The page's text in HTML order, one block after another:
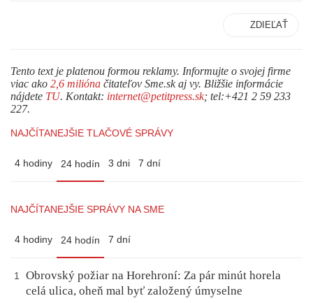
ZDIEĽAŤ
Tento text je platenou formou reklamy. Informujte o svojej firme
viac ako 2,6 milióna čitateľov Sme.sk aj vy. Bližšie informácie
nájdete TU. Kontakt: internet@petitpress.sk; tel:+421 2 59 233
227.
NAJČÍTANEJŠIE TLAČOVÉ SPRÁVY
4 hodiny 24 hodín 3 dni 7 dní
NAJČÍTANEJŠIE SPRÁVY NA SME
4 hodiny 24 hodín 7 dní
1
Obrovský požiar na Horehroní: Za pár minút horela
celá ulica, oheň mal byť založený úmyselne